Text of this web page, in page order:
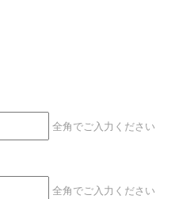
全角でご入力ください
全角でご入力ください